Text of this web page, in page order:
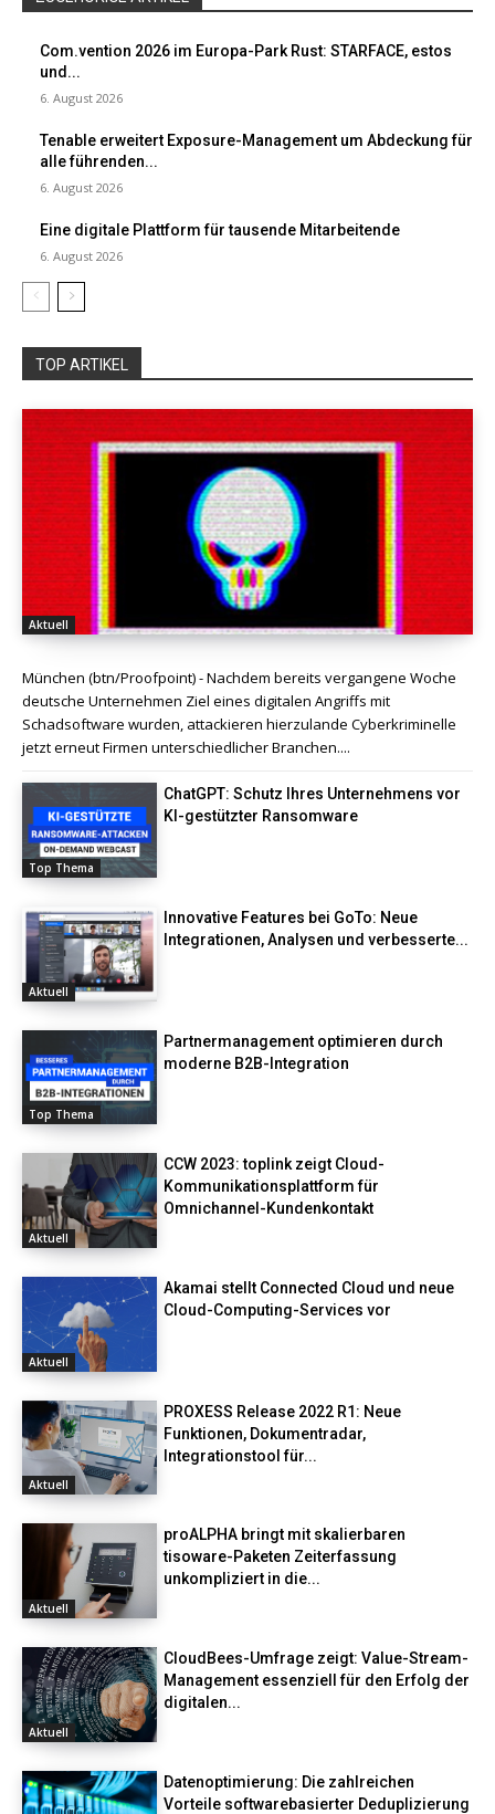
Com.vention 2026 im Europa-Park Rust: STARFACE, estos
und...
6. August 2026
Tenable erweitert Exposure-Management um Abdeckung für
alle führenden...
6. August 2026
Eine digitale Plattform für tausende Mitarbeitende
6. August 2026
TOP ARTIKEL
Aktuell
München (btn/Proofpoint) - Nachdem bereits vergangene Woche
deutsche Unternehmen Ziel eines digitalen Angriffs mit
Schadsoftware wurden, attackieren hierzulande Cyberkriminelle
jetzt erneut Firmen unterschiedlicher Branchen....
Top Thema
ChatGPT: Schutz Ihres Unternehmens vor
KI-gestützter Ransomware
Aktuell
Innovative Features bei GoTo: Neue
Integrationen, Analysen und verbesserte...
Top Thema
Partnermanagement optimieren durch
moderne B2B-Integration
Aktuell
CCW 2023: toplink zeigt Cloud-
Kommunikationsplattform für
Omnichannel-Kundenkontakt
Aktuell
Akamai stellt Connected Cloud und neue
Cloud-Computing-Services vor
Aktuell
PROXESS Release 2022 R1: Neue
Funktionen, Dokumentradar,
Integrationstool für...
Aktuell
proALPHA bringt mit skalierbaren
tisoware-Paketen Zeiterfassung
unkompliziert in die...
Aktuell
CloudBees-Umfrage zeigt: Value-Stream-
Management essenziell für den Erfolg der
digitalen...
Datenoptimierung: Die zahlreichen
Vorteile softwarebasierter Deduplizierung